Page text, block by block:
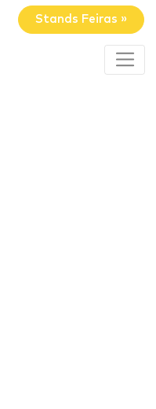
Stands Feiras »